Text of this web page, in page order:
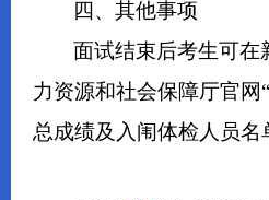
四、其他事项
面试结束后考生可在
力资源和社会保障厅官网
总成绩及入闱体检人员名